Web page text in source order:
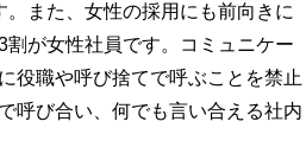
また、女性の採用にも前向きに
が女性社員です。コミュニケー
役職や呼び捨てで呼ぶことを禁止
呼び合い、何でも言い合える社内